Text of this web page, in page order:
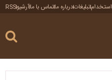
استخدامتبلیغاتدرباره ماتماس با ماآرشیوRSS